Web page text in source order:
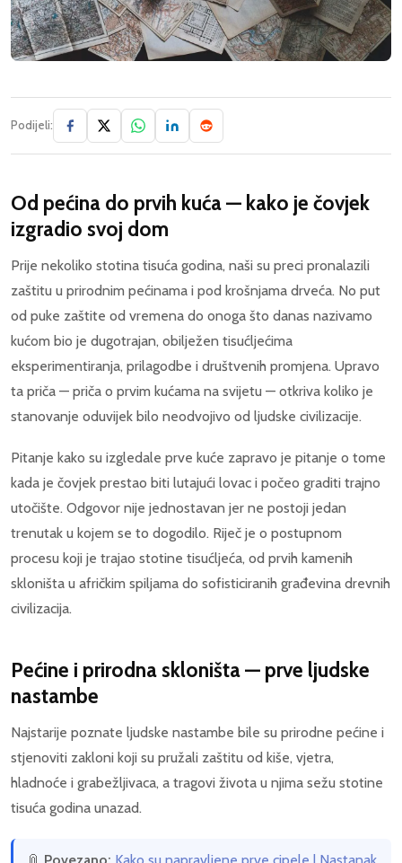
Podijeli:
Od pećina do prvih kuća — kako je čovjek
izgradio svoj dom
Prije nekoliko stotina tisuća godina, naši su preci pronalazili
zaštitu u prirodnim pećinama i pod krošnjama drveća. No put
od puke zaštite od vremena do onoga što danas nazivamo
kućom bio je dugotrajan, obilježen tisućljećima
eksperimentiranja, prilagodbe i društvenih promjena. Upravo
ta priča — priča o prvim kućama na svijetu — otkriva koliko je
stanovanje oduvijek bilo neodvojivo od ljudske civilizacije.
Pitanje kako su izgledale prve kuće zapravo je pitanje o tome
kada je čovjek prestao biti lutajući lovac i počeo graditi trajno
utočište. Odgovor nije jednostavan jer ne postoji jedan
trenutak u kojem se to dogodilo. Riječ je o postupnom
procesu koji je trajao stotine tisućljeća, od prvih kamenih
skloništa u afričkim spiljama do sofisticiranih građevina drevnih
civilizacija.
Pećine i prirodna skloništa — prve ljudske
nastambe
Najstarije poznate ljudske nastambe bile su prirodne pećine i
stjenoviti zakloni koji su pružali zaštitu od kiše, vjetra,
hladnoće i grabežljivaca, a tragovi života u njima sežu stotine
tisuća godina unazad.
📎 Povezano: Kako su napravljene prve cipele | Nastanak